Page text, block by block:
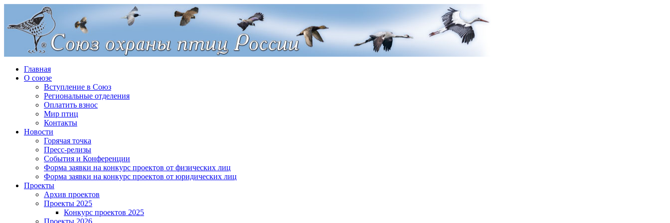
Главная
О союзе
Вступление в Союз
Региональные отделения
Оплатить взнос
Мир птиц
Контакты
Новости
Горячая точка
Пресс-релизы
События и Конференции
Форма заявки на конкурс проектов от физических лиц
Форма заявки на конкурс проектов от юридических лиц
Проекты
Архив проектов
Проекты 2025
Конкурс проектов 2025
Проекты 2026